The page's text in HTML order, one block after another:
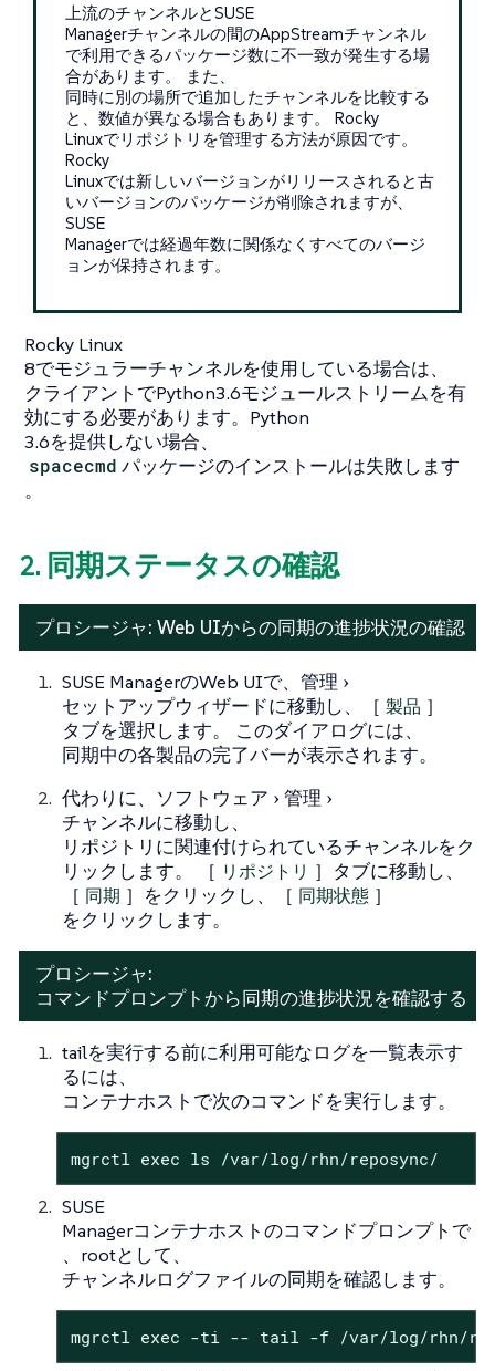
上流のチャンネルとSUSE
Managerチャンネルの間のAppStreamチャンネル
で利用できるパッケージ数に不一致が発生する場
合があります。 また、
同時に別の場所で追加したチャンネルを比較する
と、数値が異なる場合もあります。 Rocky
Linuxでリポジトリを管理する方法が原因です。
Rocky
Linuxでは新しいバージョンがリリースされると古
いバージョンのパッケージが削除されますが、
SUSE
Managerでは経過年数に関係なくすべてのバージ
ョンが保持されます。
Rocky Linux
8でモジュラーチャンネルを使用している場合は、
クライアントでPython3.6モジュールストリームを有
効にする必要があります。Python
3.6を提供しない場合、
spacecmd パッケージのインストールは失敗します
。
2. 同期ステータスの確認
プロシージャ: Web UIからの同期の進捗状況の確認
SUSE ManagerのWeb UIで、 管理
セットアップウィザードに移動し、［ 製品 ］
タブを選択します。 このダイアログには、
同期中の各製品の完了バーが表示されます。
代わりに、 ソフトウェア
管理
チャンネルに移動し、
リポジトリに関連付けられているチャンネルをク
リックします。 ［ リポジトリ ］タブに移動し、
［ 同期 ］をクリックし、［ 同期状態 ］
をクリックします。
プロシージャ:
コマンドプロンプトから同期の進捗状況を確認する
tailを実行する前に利用可能なログを一覧表示す
るには、
コンテナホストで次のコマンドを実行します。
mgrctl exec ls /var/log/rhn/reposync/
SUSE
Managerコンテナホストのコマンドプロンプトで
、rootとして、
チャンネルログファイルの同期を確認します。
mgrctl exec -ti -- tail -f /var/log/rhn/